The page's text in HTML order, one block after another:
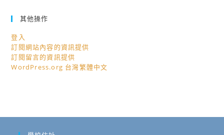
其他操作
登入
訂閱網站內容的資訊提供
訂閱留言的資訊提供
WordPress.org 台灣繁體中文